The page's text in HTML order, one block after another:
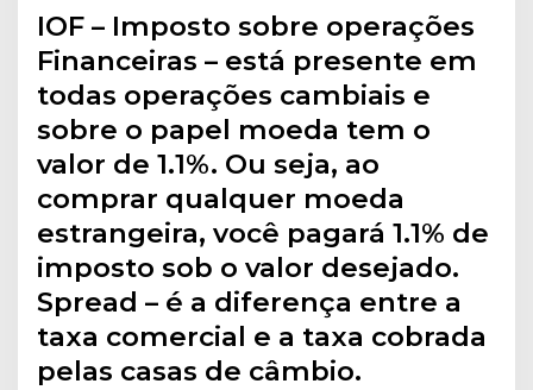
IOF – Imposto sobre operações
Financeiras – está presente em
todas operações cambiais e
sobre o papel moeda tem o
valor de 1.1%. Ou seja, ao
comprar qualquer moeda
estrangeira, você pagará 1.1% de
imposto sob o valor desejado.
Spread – é a diferença entre a
taxa comercial e a taxa cobrada
pelas casas de câmbio.